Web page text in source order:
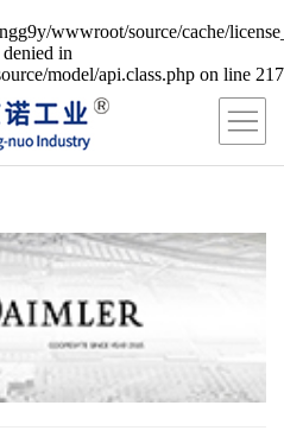
wwwroot/source/cache/
in
model/api.class.php on line 217